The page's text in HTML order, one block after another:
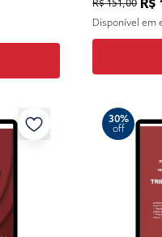
R$ 151,00 R$
Disponível em
30%
off